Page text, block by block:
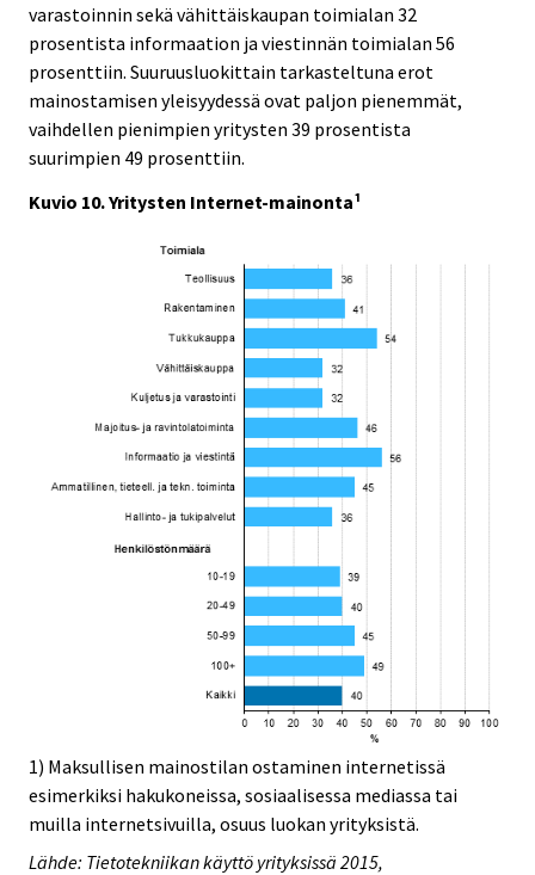
varastoinnin sekä vähittäiskaupan toimialan 32
prosentista informaation ja viestinnän toimialan 56
prosenttiin. Suuruusluokittain tarkasteltuna erot
mainostamisen yleisyydessä ovat paljon pienemmät,
vaihdellen pienimpien yritysten 39 prosentista
suurimpien 49 prosenttiin.
Kuvio 10. Yritysten Internet-mainonta¹
1) Maksullisen mainostilan ostaminen internetissä
esimerkiksi hakukoneissa, sosiaalisessa mediassa tai
muilla internetsivuilla, osuus luokan yrityksistä.
Lähde: Tietotekniikan käyttö yrityksissä 2015,